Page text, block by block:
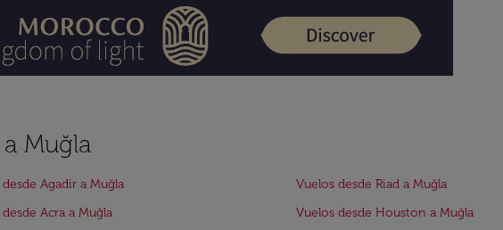
Muğla
Agadir a Muğla
Vuelos desde Riad a Muğla
Acra a Muğla
Vuelos desde Houston a Muğla